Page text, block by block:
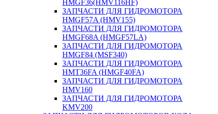
HMGF36(HMV116HF)
ЗАПЧАСТИ ДЛЯ ГИДРОМОТОРА
HMGF57A (HMV155)
ЗАПЧАСТИ ДЛЯ ГИДРОМОТОРА
HMGF68A (HMGF57LA)
ЗАПЧАСТИ ДЛЯ ГИДРОМОТОРА
HMGF84 (MSF340)
ЗАПЧАСТИ ДЛЯ ГИДРОМОТОРА
HMT36FA (HMGF40FA)
ЗАПЧАСТИ ДЛЯ ГИДРОМОТОРА
HMV160
ЗАПЧАСТИ ДЛЯ ГИДРОМОТОРА
KMV200